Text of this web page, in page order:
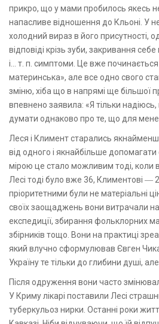
прикро, що у мами пробилось якесь
напасливе відношення до Кльоні. У
холодний вираз в його присутності,
відповіді крізь зуби, закривання
і... т. п. симптоми. Це вже
материнська», але все одно свого
зміню, хіба що в напрямі ще більшої
впевнено заявила: «Я тільки
думати однаково про те, що для
Леся і Климент старались
від одного і якнайбільше
мірою це стало можливим тоді, коли
Лесі тоді було вже 36, Климентові ―
пріоритетними були не матеріальні
своїх заощаджень вони витрачали на
експедиції, збирання фольклорних
збірників тощо. Вони на практиці
який влучно сформулював Євген
Україну те тільки до глибини душі,
Після одруження вони часто
У Криму лікарі поставили Лесі
туберкульоз нирки. Останні роки